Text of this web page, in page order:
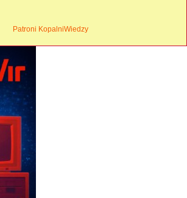
Patroni KopalniWiedzy